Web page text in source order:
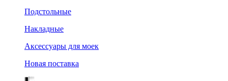
Подстольные
Накладные
Аксессуары для моек
Новая поставка